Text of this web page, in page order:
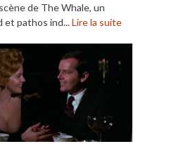
de The Whale, un
et pathos ind...Lire la suite